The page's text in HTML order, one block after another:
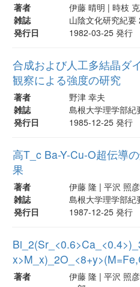
著者
伊藤 晴明 | 時枝
雑誌
山陰文化研究紀
発行日
1982-03-25 発行
合成および人工多結晶ダ
観察による強度の研究
著者
野津 幸夫
雑誌
島根大学理学部
発行日
1985-12-25 発行
高T_c Ba-Y-Cu-O超伝導
果
著者
伊藤 隆 | 平沢 照
雑誌
島根大学理学部
発行日
1987-12-25 発行
著者
伊藤 隆 | 平沢 照